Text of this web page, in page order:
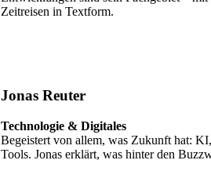
Zeitreisen in Textform.
Jonas Reuter
Technologie & Digitales
Begeistert von allem, was Zukunft hat:
Tools. Jonas erklärt, was hinter den